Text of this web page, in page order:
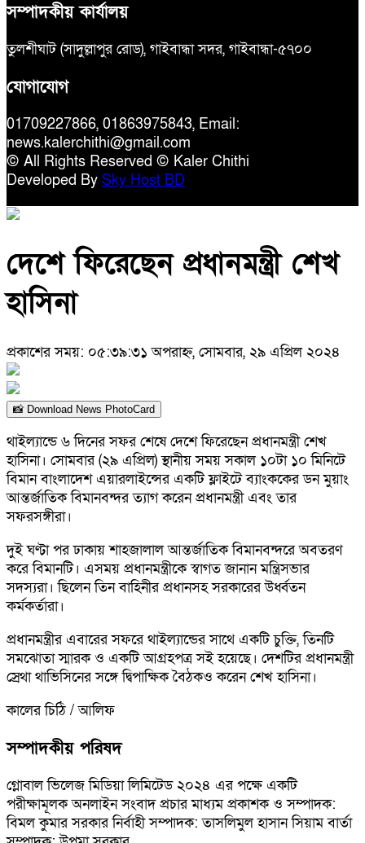
সম্পাদকীয় কার্যালয়
তুলশীঘাট (সাদুল্লাপুর রোড), গাইবান্ধা সদর, গাইবান্ধা-৫৭০০
যোগাযোগ
01709227866, 01863975843, Email:
news.kalerchithi@gmail.com
© All Rights Reserved © Kaler Chithi
Developed By Sky Host BD
দেশে ফিরেছেন প্রধানমন্ত্রী শেখ
হাসিনা
প্রকাশের সময়: ০৫:৩৯:৩১ অপরাহ্ন, সোমবার, ২৯ এপ্রিল ২০২৪
📸 Download News PhotoCard
থাইল্যান্ডে ৬ দিনের সফর শেষে দেশে ফিরেছেন প্রধানমন্ত্রী শেখ
হাসিনা। সোমবার (২৯ এপ্রিল) স্থানীয় সময় সকাল ১০টা ১০ মিনিটে
বিমান বাংলাদেশ এয়ারলাইন্সের একটি ফ্লাইটে ব্যাংককের ডন মুয়াং
আন্তর্জাতিক বিমানবন্দর ত্যাগ করেন প্রধানমন্ত্রী এবং তার
সফরসঙ্গীরা।
দুই ঘণ্টা পর ঢাকায় শাহজালাল আন্তর্জাতিক বিমানবন্দরে অবতরণ
করে বিমানটি। এসময় প্রধানমন্ত্রীকে স্বাগত জানান মন্ত্রিসভার
সদস্যরা। ছিলেন তিন বাহিনীর প্রধানসহ সরকারের উর্ধ্বতন
কর্মকর্তারা।
প্রধানমন্ত্রীর এবারের সফরে থাইল্যান্ডের সাথে একটি চুক্তি, তিনটি
সমঝোতা স্মারক ও একটি আগ্রহপত্র সই হয়েছে। দেশটির প্রধানমন্ত্রী
স্রেথা থাভিসিনের সঙ্গে দ্বিপাক্ষিক বৈঠকও করেন শেখ হাসিনা।
কালের চিঠি / আলিফ
সম্পাদকীয় পরিষদ
গ্লোবাল ভিলেজ মিডিয়া লিমিটেড ২০২৪ এর পক্ষে একটি
পরীক্ষামূলক অনলাইন সংবাদ প্রচার মাধ্যম প্রকাশক ও সম্পাদক:
বিমল কুমার সরকার নির্বাহী সম্পাদক: তাসলিমুল হাসান সিয়াম বার্তা